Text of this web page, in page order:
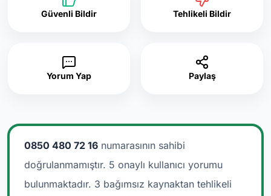
Güvenli Bildir Tehlikeli Bildir
Yorum Yap Paylaş
0850 480 72 16 numarasının sahibi
doğrulanmamıştır. 5 onaylı kullanıcı yorumu
bulunmaktadır. 3 bağımsız kaynaktan tehlikeli